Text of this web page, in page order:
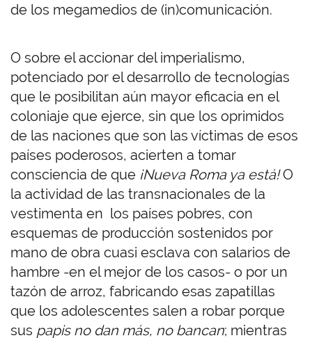
de los megamedios de (in)comunicación.
O sobre el accionar del imperialismo,
potenciado por el desarrollo de tecnologías
que le posibilitan aún mayor eficacia en el
coloniaje que ejerce, sin que los oprimidos
de las naciones que son las víctimas de esos
países poderosos, acierten a tomar
consciencia de que ¡Nueva Roma ya está!O
la actividad de las transnacionales de la
vestimenta en los países pobres, con
esquemas de producción sostenidos por
mano de obra cuasi esclava con salarios de
hambre -en el mejor de los casos- o por un
tazón de arroz, fabricando esas zapatillas
que los adolescentes salen a robar porque
sus papis no dan más, no bancan; mientras